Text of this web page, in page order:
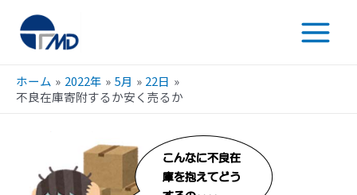
ホーム 2022年 5月
22日
不良在庫寄附するか安く売るか